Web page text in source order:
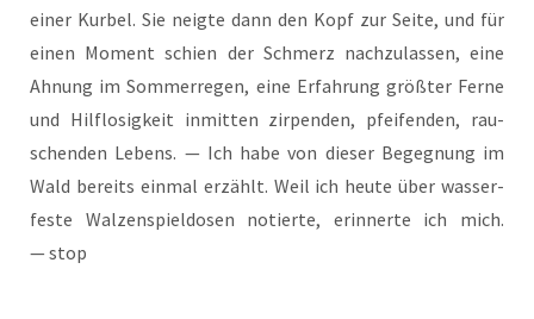
einer Kur­bel. Sie neig­te dann den Kopf zur Sei­te, und für
einen Moment schien der Schmerz nach­zu­las­sen, eine
Ahnung im Som­mer­re­gen, eine Erfah­rung größ­ter Fer­ne
und Hilf­lo­sig­keit inmit­ten zir­pen­den, pfei­fen­den, rau­
schen­den Lebens. — Ich habe von die­ser Begeg­nung im
Wald bereits ein­mal erzählt. Weil ich heu­te über was­ser­
fes­te Wal­zen­spiel­do­sen notier­te, erin­ner­te ich mich.
— stop